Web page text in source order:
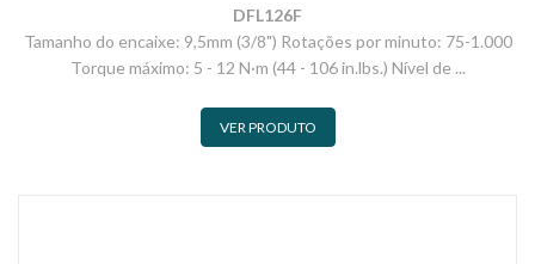
DFL126F
Tamanho do encaixe: 9,5mm (3/8") Rotações por minuto: 75-1.000
Torque máximo: 5 - 12 N·m (44 - 106 in.lbs.) Nível de ...
VER PRODUTO